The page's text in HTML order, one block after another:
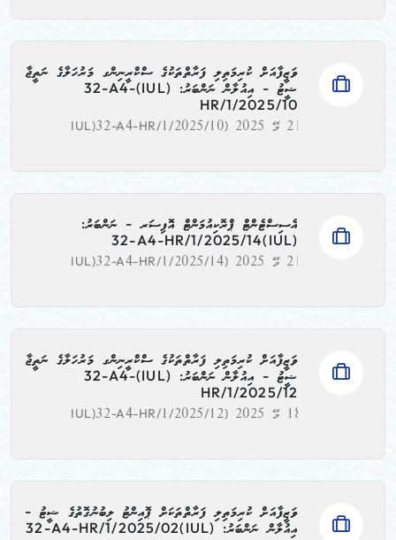
ވަޒީފާއަށް ކުރިމަތިލި ފަރާތްތަކުގެ ސްކްރީނިންގ މަރުހަލާގެ ނަތީޖާ
ޝީޓު - އިއުލާން ނަންބަރު: (IUL)32-A4-
HR/1/2025/10
21 މޭ 2025 (IUL)32-A4-HR/1/2025/10
އެސިސްޓެންޓް ޕްރޮކިއުމަންޓް އޮފިސަރ - ނަންބަރު:
(IUL)32-A4-HR/1/2025/14
21 މޭ 2025 (IUL)32-A4-HR/1/2025/14
ވަޒީފާއަށް ކުރިމަތިލި ފަރާތްތަކުގެ ސްކްރީނިންގ މަރުހަލާގެ ނަތީޖާ
ޝީޓު - އިއުލާން ނަންބަރު: (IUL)32-A4-
HR/1/2025/12
18 މޭ 2025 (IUL)32-A4-HR/1/2025/12
ވަޒީފާއަށް ކުރިމަތިލި ފަރާތްތަކަށް ޕޮއިންޓު ލިބުނުގޮތުގެ ޝީޓު -
އިއުލާން ނަންބަރު: (IUL)32-A4-HR/1/2025/02